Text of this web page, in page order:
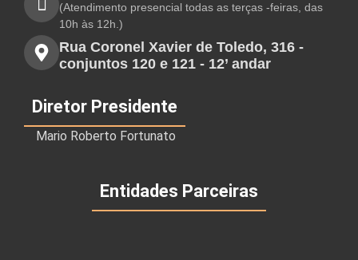
(Atendimento presencial todas as terças -feiras, das
10h às 12h.)
Rua Coronel Xavier de Toledo, 316 -
conjuntos 120 e 121 - 12’ andar
Diretor Presidente
Mario Roberto Fortunato
Entidades Parceiras